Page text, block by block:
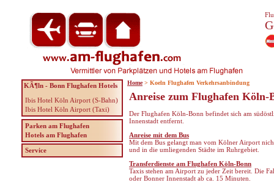
Anreise zum Flughafen Köln-
Der Flughafen Köln-Bonn befindet sich am
Innenstadt entfernt.
Anreise mit dem Bus
Mit dem Bus gelangt man vom Kölner Airport
und in die umliegenden Städte im Ruhrgebiet.
Transferdienste am Flughafen Köln-Bonn
Taxis stehen am Airport zu jeder Zeit bereit. Die
oder Bonner Innenstadt ab ca. 15 Minuten.
KÃ¶ln - Bonn Flughafen Hotels
Ibis Hotel Köln Airport (S-Bahn)
Ibis Hotel Köln Airport (Taxi)
Parken am Flughafen
Hotels am Flughafen
Service
Home > Koeln Flughafen Verkehrsanbindung